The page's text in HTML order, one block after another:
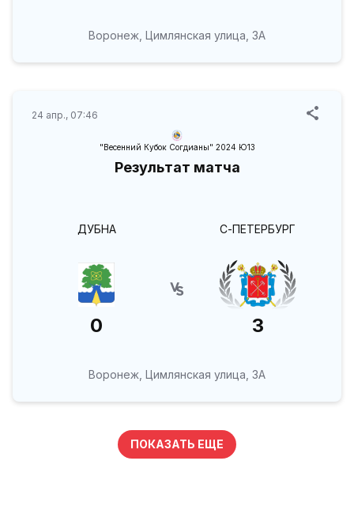
Воронеж, Цимлянская улица, 3А
24 апр., 07:46
"Весенний Кубок Согдианы" 2024 Ю13
Результат матча
ДУБНА
0
С-ПЕТЕРБУРГ
3
Воронеж, Цимлянская улица, 3А
ПОКАЗАТЬ ЕЩЕ